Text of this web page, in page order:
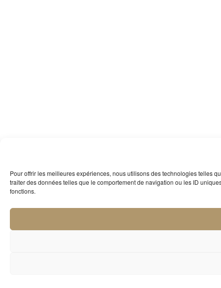
Pour offrir les meilleures expériences, nous utilisons des technologies telles
traiter des données telles que le comportement de navigation ou les ID
fonctions.